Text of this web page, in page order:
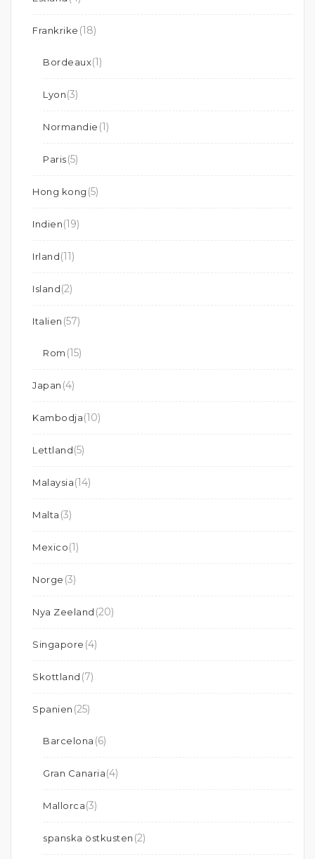
Frankrike (18)
Bordeaux(1)
Lyon(3)
Normandie (1)
Paris(5)
Hong kong (5)
Indien(19)
Irland(11)
Island(2)
Italien (57)
Rom (15)
Japan (4)
Kambodja(10)
Lettland(5)
Malaysia(14)
Malta (3)
Mexico(1)
Norge (3)
Nya Zeeland (20)
Singapore (4)
Skottland (7)
Spanien (25)
Barcelona (6)
Gran Canaria(4)
Mallorca(3)
spanska östkusten (2)